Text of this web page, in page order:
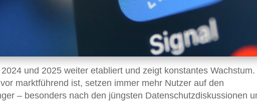
und 2025 weiter etabliert und zeigt konstantes Wachstum.
marktführend ist, setzen immer mehr Nutzer auf den
– besonders nach den jüngsten Datenschutzdiskussionen